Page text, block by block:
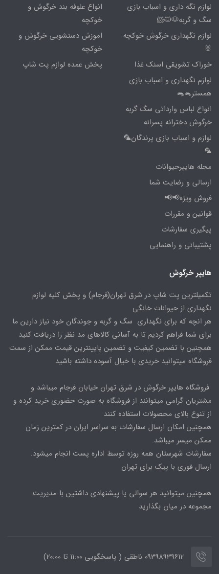
لوازم نگه داری و اسباب بازی
سگ و گربه🐶🐱🐹
لوازم نگهداری خرگوش خوکچه
🐰
خوراک تشویقی اسنک غذا
لوازم نگهداری و اسباب بازی
همستر🐁🐀
انواع لباس وارداتی سگ گربه
خرگوش دخترانه پسرانه
لوازم و اسباب بازی پرندگان🦜
🦜
مجله هایپرحیوانات
ارسالی و رضایت شما
فروش ویژه📢📢
قوانین و مقررات
پیگیری سفارشات
پشتیبانی و راهنمایی
انواع علوفه بند خرگوش و
خوکچه
اموزش دستشویی خرگوش و
خوکچه
پخش عمده لوازم پت شاپ
هایپر خرگوش
تکمیلترین پت شاپ در شرق تهران(فرجام) و پخش کلیه لوازم
نگهداری از حیوانات خانگی
هر انچه که برای نگهداری سگ و گربه و جوندگان خود نیاز دارین ما
برای شما فراهم کردیم تا به آسانی کالاهای مد نظر را دریافت کنید
همچنین با تضمین کیفیت و تضمین پایینترین قیمت ممکن از سمت
فروشگاه میتوانید خریدی با خیال آسوده داشته باشید
فروشگاه هایپر خرگوش در شرق تهران خیابان فرجام میباشد و
مشتریان گرامی میتوانند از فروشگاه به صورت حضوری خرید کرده و
از تنوع بالای محصولات استفاده کنند
همچنین امکان ارسال سفارشات به سراسر ایران در کمترین زمان
ممکن میسر میباشد.
سفارشات شهرستان همه روزه توسط اداره پست انجام میشود.
ارسال فوری با پیک برای تهران
همچنین میتوانید هر سوالی یا پیشنهادی داشتین با مدیریت
مجموعه در میان بگذارید
09398939612 ناطقی ( پاسخگویی 11:00 تا ۲۰:00)